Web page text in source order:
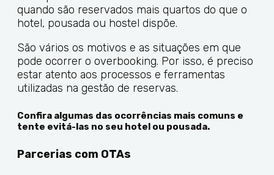
quando são reservados mais quartos do que o
hotel, pousada ou hostel dispõe.
São vários os motivos e as situações em que
pode ocorrer o overbooking. Por isso, é preciso
estar atento aos processos e ferramentas
utilizadas na gestão de reservas.
Confira algumas das ocorrências mais comuns e
tente evitá-las no seu hotel ou pousada.
Parcerias com OTAs